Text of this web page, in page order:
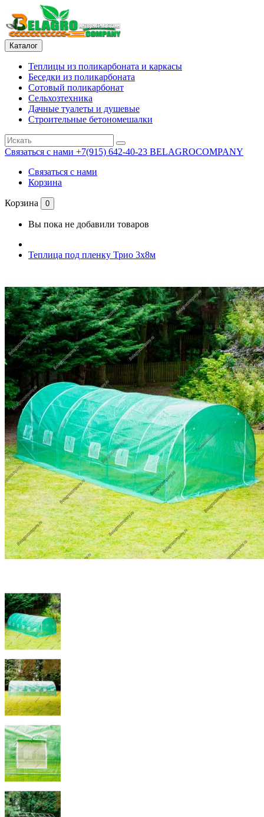
Каталог
Теплицы из поликарбоната и каркасы
Беседки из поликарбоната
Сотовый поликарбонат
Сельхозтехника
Дачные туалеты и душевые
Строительные бетономешалки
Связаться с нами +7(915) 642-40-23 BELAGROCOMPANY
Связаться с нами
Корзина
Корзина 0
Вы пока не добавили товаров
Теплица под пленку Трио 3х8м